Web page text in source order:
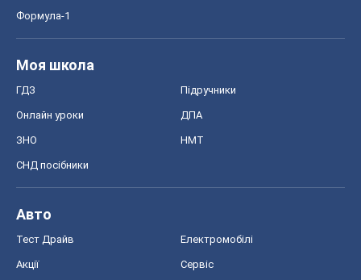
Формула-1
Моя школа
ГДЗ Підручники
Онлайн уроки ДПА
ЗНО НМТ
СНД посібники
Авто
Тест Драйв Електромобілі
Акції Сервіс